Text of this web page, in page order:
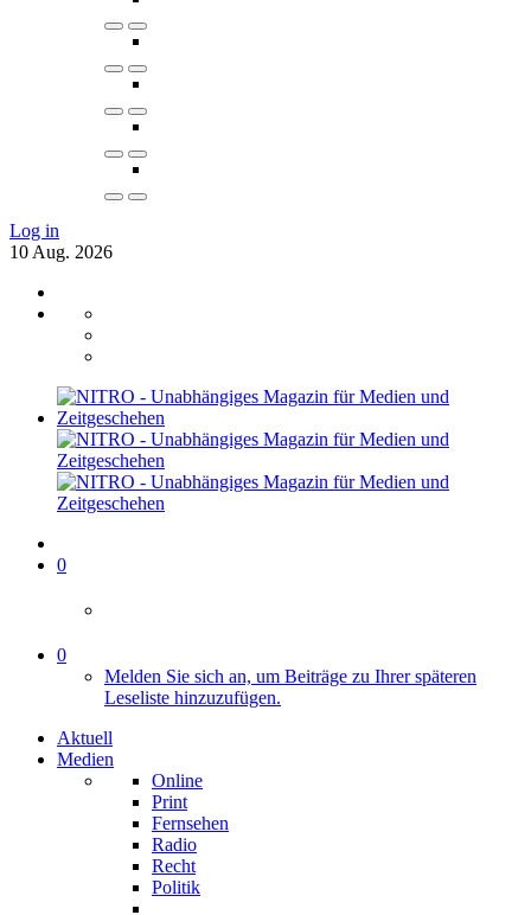
Log in
10 Aug. 2026
0
0
Melden Sie sich an, um Beiträge zu Ihrer späteren
Leseliste hinzuzufügen.
Aktuell
Medien
Online
Print
Fernsehen
Radio
Recht
Politik